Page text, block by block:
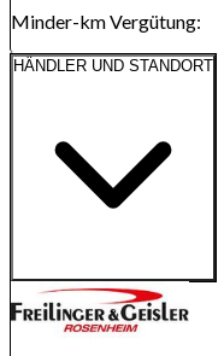
Minder-km Vergütung:
HÄNDLER UND STANDORT
Karte wird geladen...
Route anzeigen